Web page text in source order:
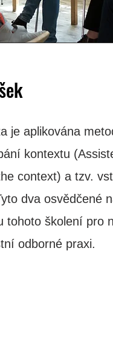
je aplikována
kontextu
context) a tzv.
dva osvědčené
tohoto školení pro
odborné praxi.